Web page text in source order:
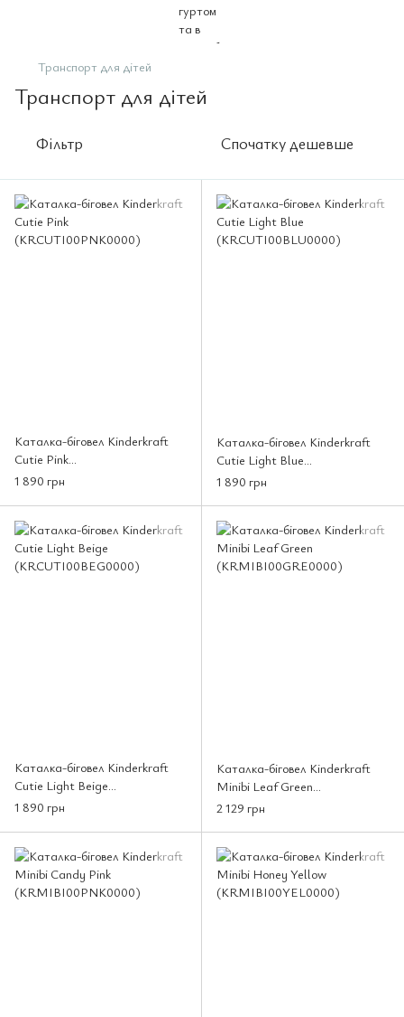
Транспорт для дітей
Транспорт для дітей
Фільтр Спочатку дешевше
Каталка-біговел Kinderkraft
Cutie Pink
(KRCUTI00PNK0000)
1 890 грн
Каталка-біговел Kinderkraft
Cutie Light Blue
(KRCUTI00BLU0000)
1 890 грн
Каталка-біговел Kinderkraft
Cutie Light Beige
(KRCUTI00BEG0000)
1 890 грн
Каталка-біговел Kinderkraft
Minibi Leaf Green
(KRMIBI00GRE0000)
2 129 грн